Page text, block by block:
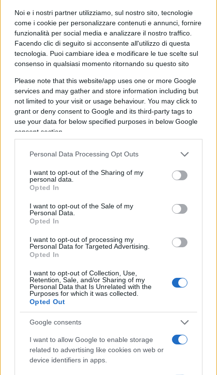
Noi e i nostri partner utilizziamo, sul nostro sito, tecnologie
come i cookie per personalizzare contenuti e annunci, fornire
funzionalità per social media e analizzare il nostro traffico.
Facendo clic di seguito si acconsente all'utilizzo di questa
tecnologia. Puoi cambiare idea e modificare le tue scelte sul
consenso in qualsiasi momento ritornando su questo sito
Please note that this website/app uses one or more Google
services and may gather and store information including but
not limited to your visit or usage behaviour. You may click to
grant or deny consent to Google and its third-party tags to
use your data for below specified purposes in below Google
consent section.
Personal Data Processing Opt Outs
I want to opt-out of the Sharing of my
personal data.
Opted In
I want to opt-out of the Sale of my
Personal Data.
Opted In
I want to opt-out of processing my
Personal Data for Targeted Advertising.
Opted In
I want to opt-out of Collection, Use,
Retention, Sale, and/or Sharing of my
Personal Data that Is Unrelated with the
Purposes for which it was collected.
Opted Out
Google consents
I want to allow Google to enable storage
related to advertising like cookies on web or
device identifiers in apps.
pressioni online.
Cruciani ha espresso anche la sua indignazione
per l’intenzione del governo di aumentare lo
parlamentari. “Ma non rompete i cogl*** che la
gente non arriva a fine mese e voi volete dare
7193 euro al mese in più”, ha affermato con tono
acceso.
Infine, Cruciani ha parlato della proposta di
legalizzazione della prostituzione avanzata dal
affermando: “Viva il presidente del senato che ha
detto che bisognerebbe legalizzare la
prostituzione. Però dico anche a La Russa: ‘siete in
maggioranza, fatelo’.”
Concludendo, ha espresso solidarietà per un
vigilantes di un negozio Apple a Torino, criticato
per aver fermato un’atleta di colore. “Io do grande
ha fermato, cara amica mia, perché ha fatto
semplicemente il suo mestiere”, ha dichiarato,
definendo ridicola l’accusa di razzismo nei